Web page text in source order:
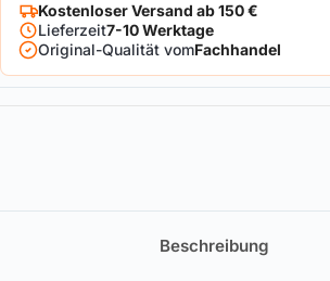
Kostenloser Versand ab 150 €
Lieferzeit7-10 Werktage
Original-Qualität vomFachhandel
Beschreibung